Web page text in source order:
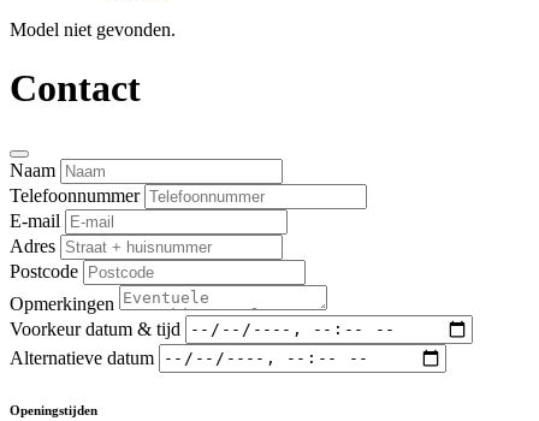
Model niet gevonden.
Contact
Naam
Telefoonnummer
E-mail
Adres
Postcode
Opmerkingen
Voorkeur datum & tijd
Alternatieve datum
Openingstijden